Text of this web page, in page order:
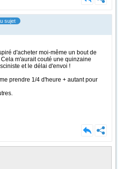
sujet
d'acheter moi-même un bout de
m'aurait couté une quinzaine
et le délai d'envoi !
prendre 1/4 d'heure + autant pour